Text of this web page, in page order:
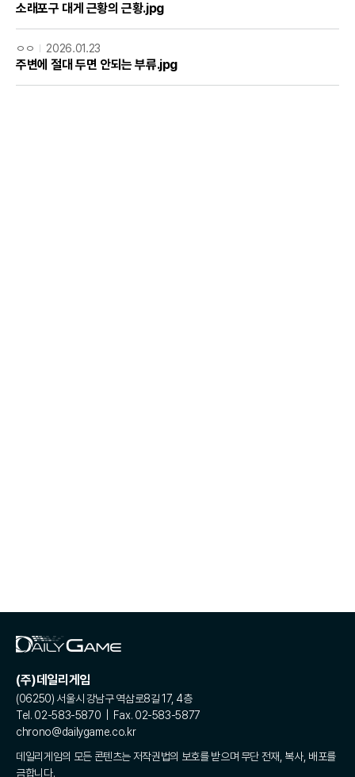
소래포구 대게 근황의 근황.jpg
ㅇㅇ 2026.01.23
주변에 절대 두면 안되는 부류.jpg
(주)데일리게임
(06250) 서울시 강남구 역삼로8길 17, 4층
Tel. 02-583-5870 | Fax. 02-583-5877
chrono@dailygame.co.kr
데일리게임의 모든 콘텐츠는 저작권법의 보호를 받으며 무단 전재, 복사, 배포를
금합니다.